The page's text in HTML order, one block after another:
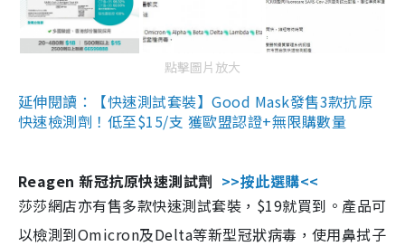
點擊圖片放大
延伸閱讀：【快速測試套裝】Good Mask發售3款抗原
快速檢測劑！低至$15/支 獲歐盟認證+無限購數量
Reagen 新冠抗原快速測試劑 >>按此選購<<
莎莎網店亦有售多款快速測試套裝，$19就買到。產品可
以檢測到Omicron及Delta等新型冠狀病毒，使用鼻拭子